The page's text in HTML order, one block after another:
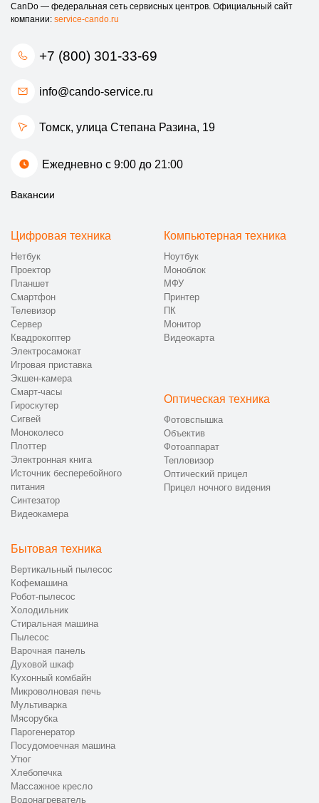
CanDo — федеральная сеть сервисных центров. Официальный сайт
компании: service-cando.ru
+7 (800) 301-33-69
info@cando-service.ru
Томск, улица Степана Разина, 19
Ежедневно с 9:00 до 21:00
Вакансии
Цифровая техника
Нетбук
Проектор
Планшет
Смартфон
Телевизор
Сервер
Квадрокоптер
Электросамокат
Игровая приставка
Экшен-камера
Смарт-часы
Гироскутер
Сигвей
Моноколесо
Плоттер
Электронная книга
Источник бесперебойного
питания
Синтезатор
Видеокамера
Компьютерная техника
Ноутбук
Моноблок
МФУ
Принтер
ПК
Монитор
Видеокарта
Оптическая техника
Фотовспышка
Объектив
Фотоаппарат
Тепловизор
Оптический прицел
Прицел ночного видения
Бытовая техника
Вертикальный пылесос
Кофемашина
Робот-пылесос
Холодильник
Стиральная машина
Пылесос
Варочная панель
Духовой шкаф
Кухонный комбайн
Микроволновая печь
Мультиварка
Мясорубка
Парогенератор
Посудомоечная машина
Утюг
Хлебопечка
Массажное кресло
Водонагреватель